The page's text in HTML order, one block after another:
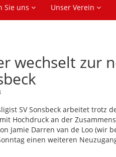
Sie uns Unser Verein
wechselt zur
SV Sonsbeck arbeitet trotz
Hochdruck an der
Jamie Darren van de Loo (wir
einen weiteren